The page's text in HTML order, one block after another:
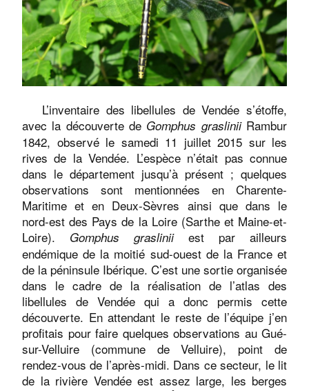
L’inventaire des libellules de Vendée s’étoffe,
avec la découverte de Gomphus grasliniiRambur
1842, observé le samedi 11 juillet 2015 sur les
rives de la Vendée. L’espèce n’était pas connue
dans le département jusqu’à présent ; quelques
observations sont mentionnées en Charente-
Maritime et en Deux-Sèvres ainsi que dans le
nord-est des Pays de la Loire (Sarthe et Maine-et-
Loire). Gomphus grasliniiest par ailleurs
endémique de la moitié sud-ouest de la France et
de la péninsule Ibérique. C’est une sortie organisée
dans le cadre de la réalisation de l’atlas des
libellules de Vendée qui a donc permis cette
découverte. En attendant le reste de l’équipe j’en
profitais pour faire quelques observations au Gué-
sur-Velluire (commune de Velluire), point de
rendez-vous de l’après-midi. Dans ce secteur, le lit
de la rivière Vendée est assez large, les berges